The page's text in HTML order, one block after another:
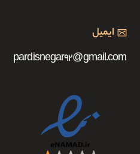
ایمیل
pardisnegar92@gmail.com